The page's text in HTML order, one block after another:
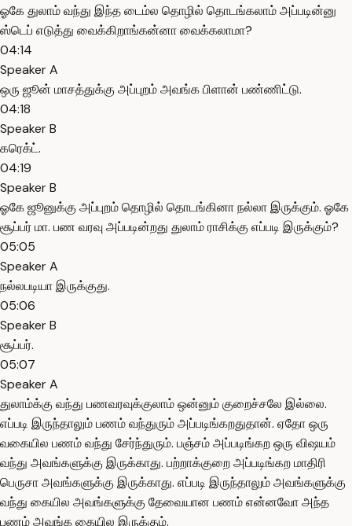
ஓகே துலாம் வந்து இந்த டைம்ல தொழில் தொடங்கலாம் அப்படின்னு
ஸ்டெப் எடுத்து வைக்கிறாங்கன்னா வைக்கலாமா?
04:14
Speaker A
ஒரு ஜூன் மாசத்துக்கு அப்புறம் அவங்க பிளான் பண்ணிட்டு.
04:18
Speaker B
கரெக்ட்.
04:19
Speaker B
ஓகே ஜூனுக்கு அப்புறம் தொழில் தொடங்கினா நல்லா இருக்கும். ஓகே
சூப்பர் மா. பண வரவு அப்படின்றது துலாம் ராசிக்கு எப்படி இருக்கும்?
05:05
Speaker A
நல்லபடியா இருக்குது.
05:06
Speaker B
சூப்பர்.
05:07
Speaker A
துலாம்க்கு வந்து பணவரவுக்குலாம் ஒன்னும் குறைச்சலே இல்லை.
எப்படி இருந்தாலும் பணம் வந்துரும் அப்படிங்கறதுதான். ஏதோ ஒரு
வகையில பணம் வந்து சேர்ந்துரும். பஞ்சம் அப்படிங்கற ஒரு விஷயம்
வந்து அவங்களுக்கு இருக்காது. பற்றாக்குறை அப்படிங்கற மாதிரி
பெருசா அவங்களுக்கு இருக்காது. எப்படி இருந்தாலும் அவங்களுக்கு
வந்து கையில அவங்களுக்கு தேவையான பணம் என்னவோ அந்த
பணம் அவங்க கையில இருக்கும்.